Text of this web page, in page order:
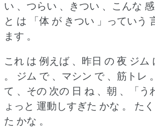
い 、つらい 、きつい 、こんな 感
と は 「体 が きつい 」っていう
ます 。
これ は 例えば 、昨日 の 夜 ジム
。
ジム で 、マシン で 、筋トレ 。
て 、その 次の 日 ね 、朝 、「う
ょっと 運動しすぎた かな 。
た
た かな 。